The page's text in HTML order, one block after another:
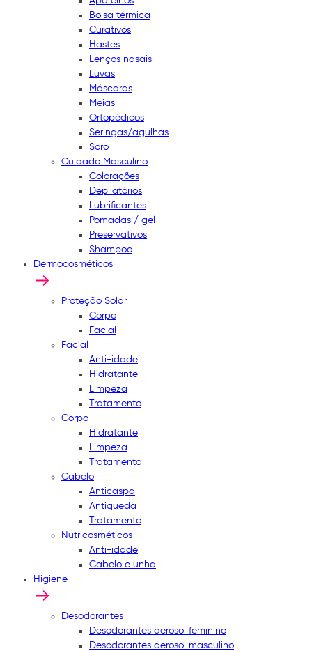
Bolsa térmica
Curativos
Hastes
Lenços nasais
Luvas
Máscaras
Meias
Ortopédicos
Seringas/agulhas
Soro
Cuidado Masculino
Colorações
Depilatórios
Lubrificantes
Pomadas / gel
Preservativos
Shampoo
Dermocosméticos
Proteção Solar
Corpo
Facial
Facial
Anti-idade
Hidratante
Limpeza
Tratamento
Corpo
Hidratante
Limpeza
Tratamento
Cabelo
Anticaspa
Antiqueda
Tratamento
Nutricosméticos
Anti-idade
Cabelo e unha
Higiene
Desodorantes
Desodorantes aerosol feminino
Desodorantes aerosol masculino